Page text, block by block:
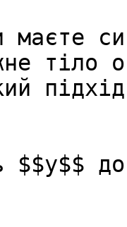
маєте
тiло
$$y$$